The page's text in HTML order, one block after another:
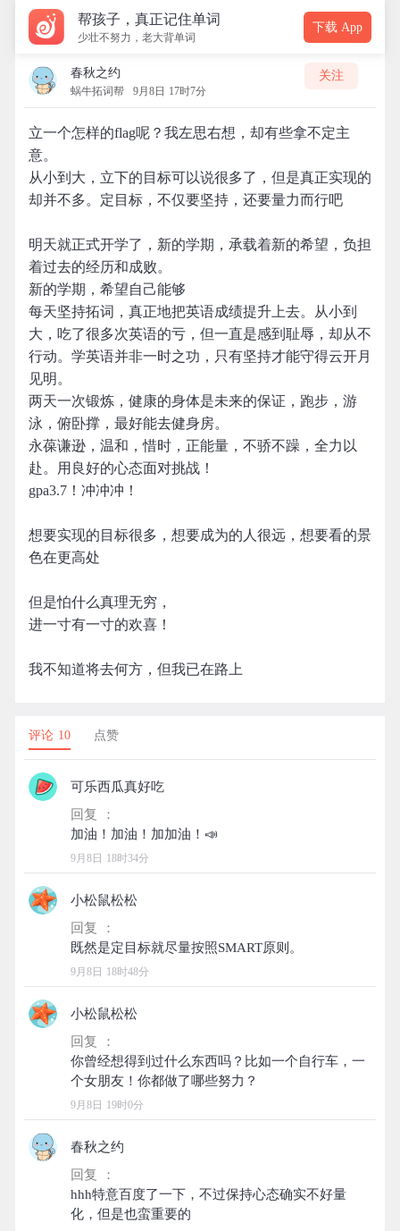
帮孩子，真正记住单词
少壮不努力，老大背单词
下载 App
春秋之约
蜗牛拓词帮 9月8日 17时7分
关注
立一个怎样的flag呢？我左思右想，却有些拿不定主
意。
从小到大，立下的目标可以说很多了，但是真正实现的
却并不多。定目标，不仅要坚持，还要量力而行吧
明天就正式开学了，新的学期，承载着新的希望，负担
着过去的经历和成败。
新的学期，希望自己能够
每天坚持拓词，真正地把英语成绩提升上去。从小到
大，吃了很多次英语的亏，但一直是感到耻辱，却从不
行动。学英语并非一时之功，只有坚持才能守得云开月
见明。
两天一次锻炼，健康的身体是未来的保证，跑步，游
泳，俯卧撑，最好能去健身房。
永葆谦逊，温和，惜时，正能量，不骄不躁，全力以
赴。用良好的心态面对挑战！
gpa3.7！冲冲冲！
想要实现的目标很多，想要成为的人很远，想要看的景
色在更高处
但是怕什么真理无穷，
进一寸有一寸的欢喜！
我不知道将去何方，但我已在路上
评论 10 点赞
可乐西瓜真好吃
回复 ：
9月8日 18时34分
小松鼠松松
回复 ：
9月8日 18时48分
小松鼠松松
回复 ：
你曾经想得到过什么东西吗？比如一个自行车，一
9月8日 19时0分
春秋之约
回复 ：
hhh特意百度了一下，不过保持心态确实不好量